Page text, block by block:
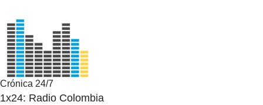
Crónica 24/7
1x24: Radio Colombia